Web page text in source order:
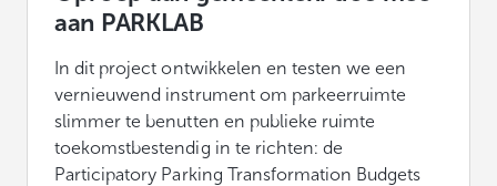
aan PARKLAB
In dit project ontwikkelen en testen we een
vernieuwend instrument om parkeerruimte
slimmer te benutten en publieke ruimte
toekomstbestendig in te richten: de
Participatory Parking Transformation Budgets